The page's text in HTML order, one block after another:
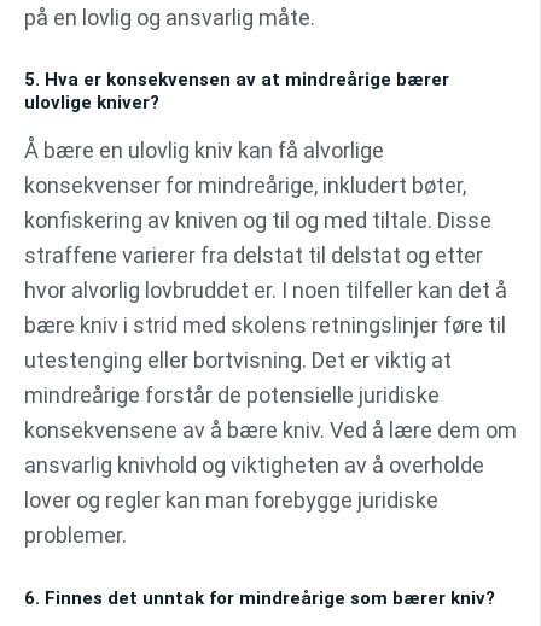
på en lovlig og ansvarlig måte.
5. Hva er konsekvensen av at mindreårige bærer
ulovlige kniver?
Å bære en ulovlig kniv kan få alvorlige
konsekvenser for mindreårige, inkludert bøter,
konfiskering av kniven og til og med tiltale. Disse
straffene varierer fra delstat til delstat og etter
hvor alvorlig lovbruddet er. I noen tilfeller kan det å
bære kniv i strid med skolens retningslinjer føre til
utestenging eller bortvisning. Det er viktig at
mindreårige forstår de potensielle juridiske
konsekvensene av å bære kniv. Ved å lære dem om
ansvarlig knivhold og viktigheten av å overholde
lover og regler kan man forebygge juridiske
problemer.
6. Finnes det unntak for mindreårige som bærer kniv?